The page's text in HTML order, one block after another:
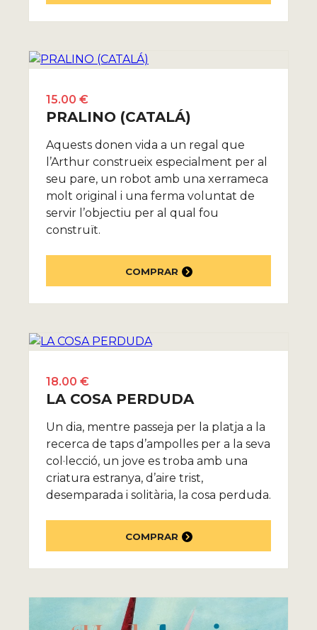
15.00 €
PRALINO (CATALÁ)
Aquests donen vida a un regal que
l’Arthur construeix especialment per al
seu pare, un robot amb una xerrameca
molt original i una ferma voluntat de
servir l’objectiu per al qual fou
construït.
COMPRAR
18.00 €
LA COSA PERDUDA
Un dia, mentre passeja per la platja a la
recerca de taps d’ampolles per a la seva
col·lecció, un jove es troba amb una
criatura estranya, d’aire trist,
desemparada i solitària, la cosa perduda.
COMPRAR